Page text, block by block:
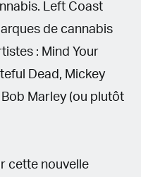
Left Coast
de cannabis
: Mind Your
Dead, Mickey
Marley (ou plutôt
cette nouvelle